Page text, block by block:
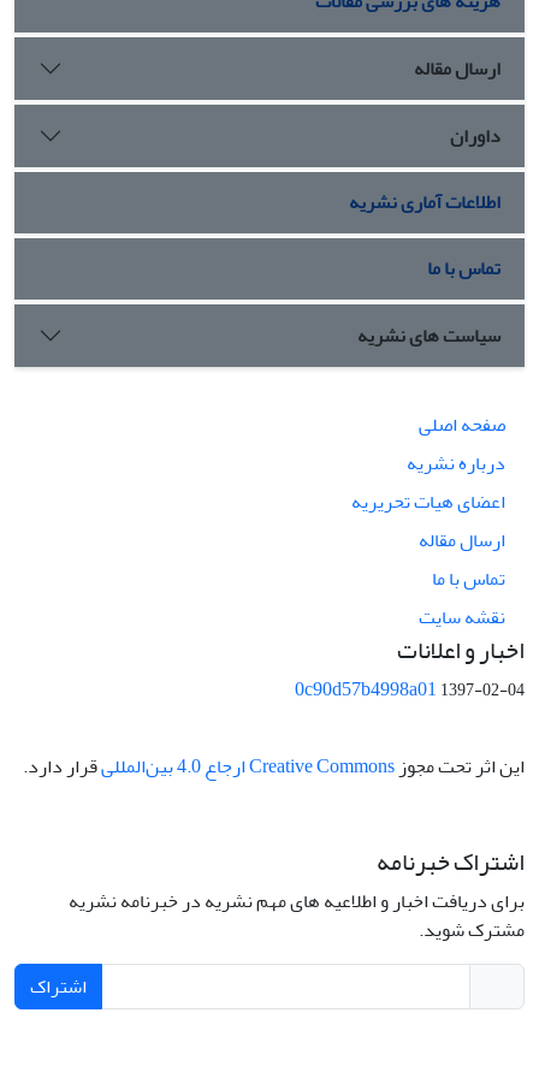
ارسال مقاله
داوران
اطلاعات آماری نشریه
تماس با ما
سیاست های نشریه
صفحه اصلی
درباره نشریه
اعضای هیات تحریریه
ارسال مقاله
تماس با ما
نقشه سایت
اخبار و اعلانات
0c90d57b4998a011397-02-04
این اثر تحت مجوزCreative Commons ارجاع 4.0 بین‌المللی قرار دارد.
اشتراک خبرنامه
برای دریافت اخبار و اطلاعیه های مهم نشریه در خبرنامه نشریه
مشترک شوید.
اشتراک